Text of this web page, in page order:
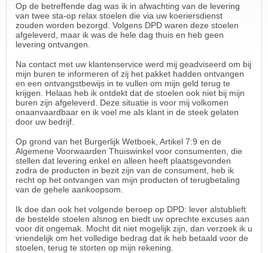
Op de betreffende dag was ik in afwachting van de levering
van twee sta-op relax stoelen die via uw koeriersdienst
zouden worden bezorgd. Volgens DPD waren deze stoelen
afgeleverd, maar ik was de hele dag thuis en heb geen
levering ontvangen.
Na contact met uw klantenservice werd mij geadviseerd om bij
mijn buren te informeren of zij het pakket hadden ontvangen
en een ontvangstbewijs in te vullen om mijn geld terug te
krijgen. Helaas heb ik ontdekt dat de stoelen ook niet bij mijn
buren zijn afgeleverd. Deze situatie is voor mij volkomen
onaanvaardbaar en ik voel me als klant in de steek gelaten
door uw bedrijf.
Op grond van het Burgerlijk Wetboek, Artikel 7:9 en de
Algemene Voorwaarden Thuiswinkel voor consumenten, die
stellen dat levering enkel en alleen heeft plaatsgevonden
zodra de producten in bezit zijn van de consument, heb ik
recht op het ontvangen van mijn producten of terugbetaling
van de gehele aankoopsom.
Ik doe dan ook het volgende beroep op DPD: lever alstublieft
de bestelde stoelen alsnog en biedt uw oprechte excuses aan
voor dit ongemak. Mocht dit niet mogelijk zijn, dan verzoek ik u
vriendelijk om het volledige bedrag dat ik heb betaald voor de
stoelen, terug te storten op mijn rekening.